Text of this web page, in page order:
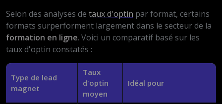
Selon des analyses de taux d'optin par format, certains
formats surperforment largement dans le secteur de la
formation en ligne. Voici un comparatif basé sur les
taux d'optin constatés :
Type de lead
magnet
Taux
d'optin
moyen
Idéal pour